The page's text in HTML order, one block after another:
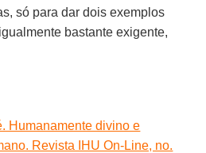
só para dar dois exemplos
bastante exigente,
Humanamente divino e
Revista IHU On-Line, no.